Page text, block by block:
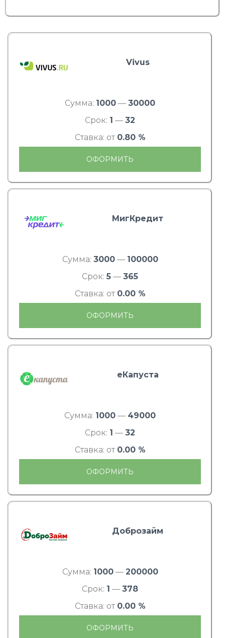
Vivus
Сумма: 1000 — 30000
Срок: 1 — 32
Ставка: от 0.80 %
ОФОРМИТЬ
МигКредит
Сумма: 3000— 100000
Срок: 5 — 365
Ставка: от 0.00 %
ОФОРМИТЬ
еКапуста
Сумма: 1000 — 49000
Срок: 1 — 32
Ставка: от 0.00 %
ОФОРМИТЬ
Доброзайм
Сумма: 1000— 200000
Срок: 1 — 378
Ставка: от 0.00 %
ОФОРМИТЬ